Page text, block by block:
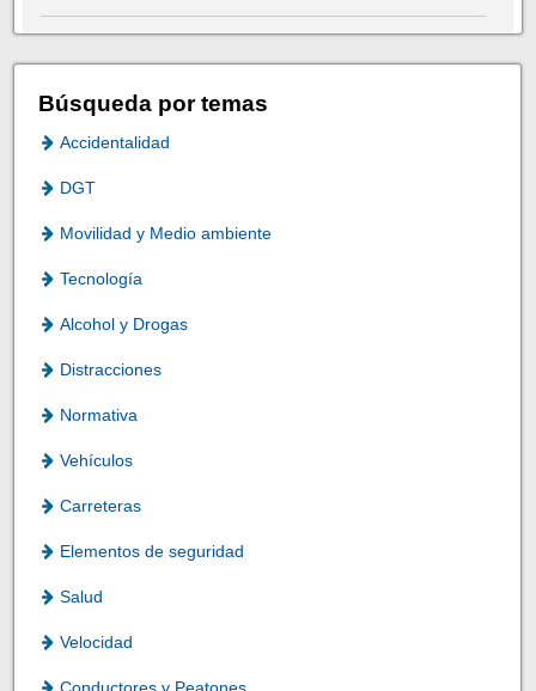
Búsqueda por temas
Accidentalidad
DGT
Movilidad y Medio ambiente
Tecnología
Alcohol y Drogas
Distracciones
Normativa
Vehículos
Carreteras
Elementos de seguridad
Salud
Velocidad